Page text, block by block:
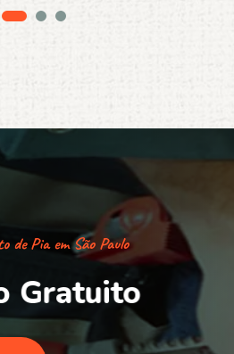
de Pia em São Paulo
Gratuito